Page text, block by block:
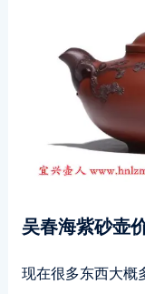
吴春海紫砂壶
现在很多东西大概